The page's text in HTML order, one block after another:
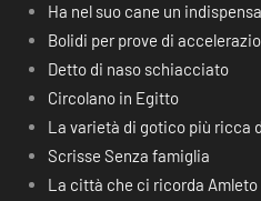
Ha nel suo cane un
Bolidi per prove di
Detto di naso schiacciato
Circolano in Egitto
La varietà di gotico più ricca
Scrisse Senza famiglia
La città che ci ricorda Amleto